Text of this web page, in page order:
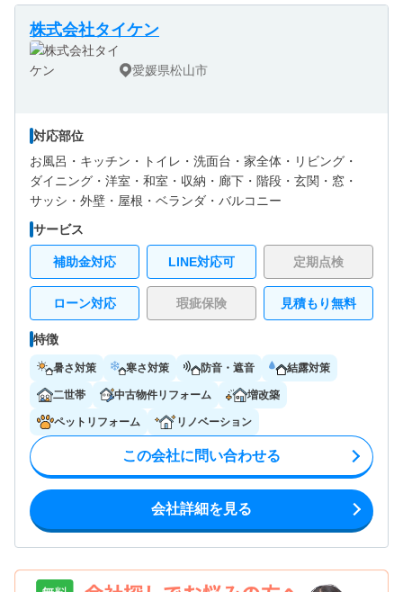
株式会社タイケン
愛媛県松山市
対応部位
お風呂・ キッチン・ トイレ・ 洗面台・ 家全体・ リビング・
ダイニング・ 洋室・ 和室・ 収納・ 廊下・ 階段・ 玄関・ 窓・
サッシ・ 外壁・ 屋根・ ベランダ・バルコニー
サービス
補助金対応 LINE対応可 定期点検
ローン対応 瑕疵保険 見積もり無料
特徴
暑さ対策 寒さ対策 防音・遮音 結露対策
二世帯 中古物件リフォーム 増改築
ペットリフォーム リノベーション
この会社に問い合わせる
会社詳細を見る